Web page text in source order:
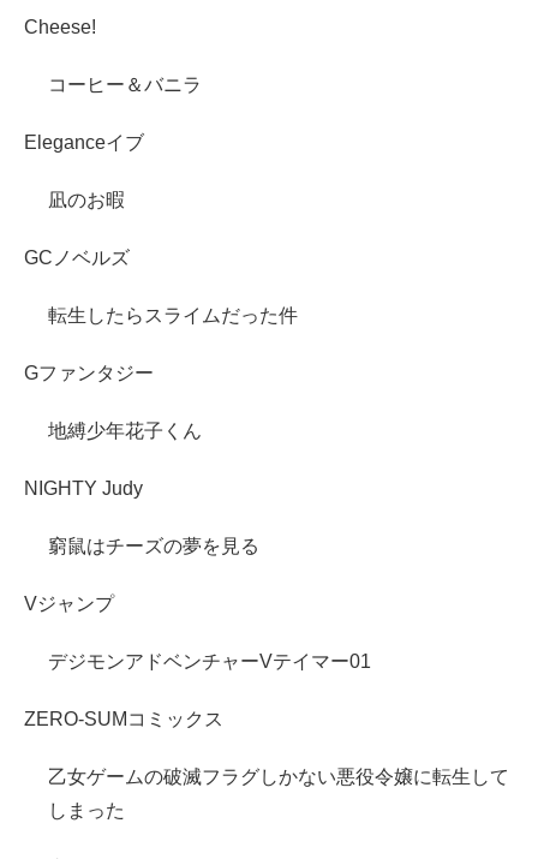
Cheese!
コーヒー＆バニラ
Eleganceイブ
凪のお暇
GCノベルズ
転生したらスライムだった件
Gファンタジー
地縛少年花子くん
NIGHTY Judy
窮鼠はチーズの夢を見る
Vジャンプ
デジモンアドベンチャーVテイマー01
ZERO-SUMコミックス
乙女ゲームの破滅フラグしかない悪役令嬢に転生して
しまった